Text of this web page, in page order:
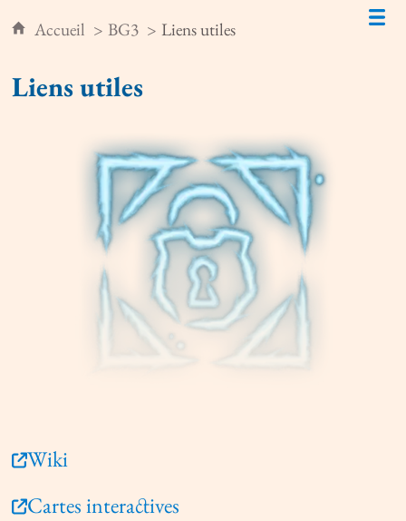
Accueil BG3 Liens utiles
Liens utiles
Wiki
Cartes interactives